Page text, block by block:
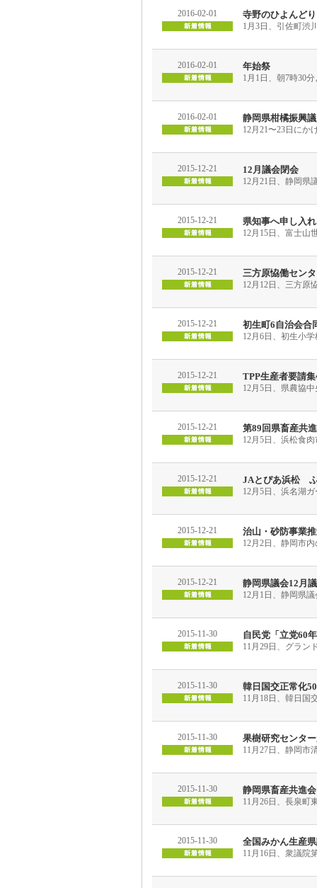
2016-02-01 寺野のひよんどり
1月3日、引佐町渋
2016-02-01 年始祭
1月1日、朝7時30
2016-02-01 静岡県柑橘振興
12月21〜23日に
2015-12-21 12月議会閉会
12月21日、静岡県
2015-12-21 県知事へ申し入れ
12月15日、富士山
2015-12-21 三方原恊働セン
12月12日、三方原
2015-12-21 初生町6自治会合
12月6日、初生小
2015-12-21 TPP生産者要請集
12月5日、県農協
2015-12-21 第89回県畜産共
12月5日、浜松食
2015-12-21 JAとぴあ浜松
12月5日、浜名湖
2015-12-21 治山・砂防事業
12月2日、静岡市
2015-12-21 静岡県議会12月
12月1日、静岡県
2015-11-30 自民党「立党60
11月29日、グラン
2015-11-30 韓日国交正常化
11月18日、韓日国
2015-11-30 果樹研究センタ
11月27日、静岡市
2015-11-30 静岡県畜産共進会
11月26日、長泉町
2015-11-30 全国みかん生産
11月16日、衆議院